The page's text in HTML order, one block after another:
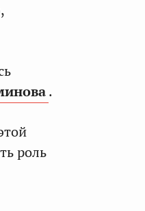
.
роль